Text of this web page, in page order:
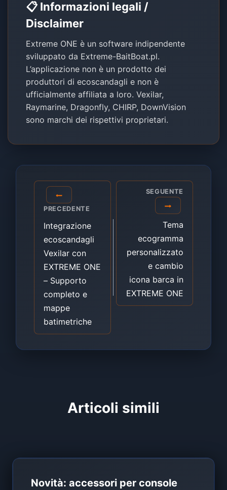
📋 Informazioni legali /
Disclaimer
Extreme ONE è un software indipendente
sviluppato da Extreme-BaitBoat.pl.
L’applicazione non è un prodotto dei
produttori di ecoscandagli e non è
ufficialmente affiliata a loro. Vexilar,
Raymarine, Dragonfly, CHIRP, DownVision
sono marchi dei rispettivi proprietari.
Navigazione
articoli
PRECEDENTE
Integrazione
ecoscandagli
Vexilar con
EXTREME ONE
– Supporto
completo e
mappe
batimetriche
SEGUENTE
Tema
ecogramma
personalizzato
e cambio
icona barca in
EXTREME ONE
Articoli simili
Novità: accessori per console